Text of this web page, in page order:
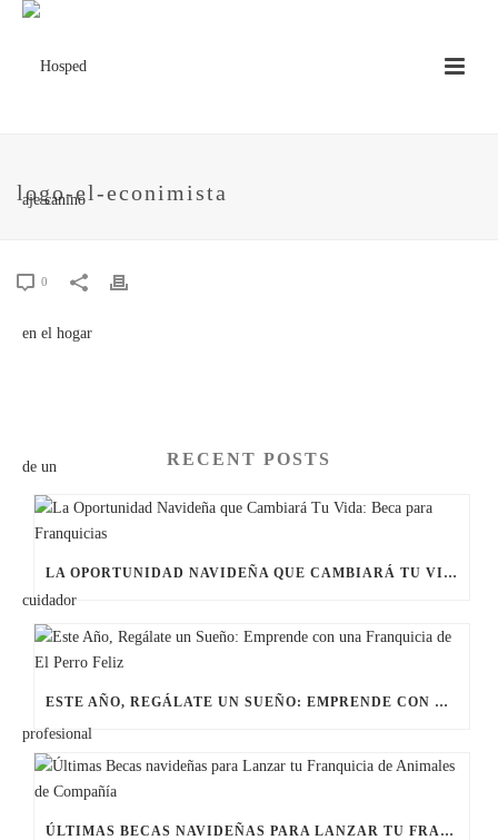
logo-el-econimista
0
RECENT POSTS
LA OPORTUNIDAD NAVIDEÑA QUE CAMBIARÁ TU VIDA: BECA PARA FRANQUICIAS
ESTE AÑO, REGÁLATE UN SUEÑO: EMPRENDE CON UNA FRANQUICIA DE EL PERRO FELIZ
ÚLTIMAS BECAS NAVIDEÑAS PARA LANZAR TU FRANQUICIA DE ANIMALES DE COMPAÑÍA